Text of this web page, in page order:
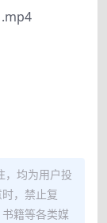
，均为用户投
，禁止复
籍等各类媒